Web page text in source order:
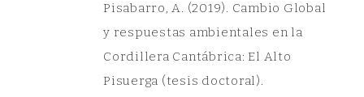
Pisabarro, A. (2019). Cambio Global
y respuestas ambientales en la
Cordillera Cantábrica: El Alto
Pisuerga (tesis doctoral).